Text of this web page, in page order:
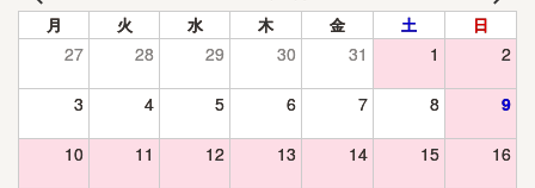
月 火 水 木 金 土 日
27 28 29 30 31 1 2
3 4 5 6 7 8 9
10 11 12 13 14 15 16